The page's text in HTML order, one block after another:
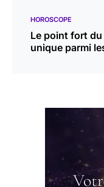
HOROSCOPE
Le point fort
unique parmi